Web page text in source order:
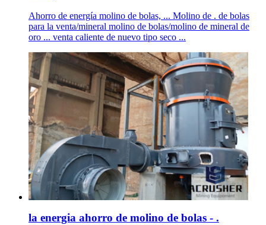
Ahorro de energía molino de bolas, ... Molino de . de bolas
para la venta/mineral molino de bolas/molino de mineral de
oro ... venta caliente de nuevo tipo seco ...
la energia ahorro de molino de bolas - .